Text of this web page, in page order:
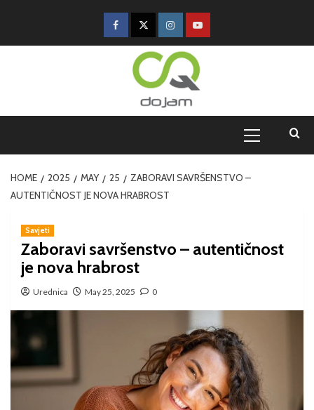
HOME 2025 MAY 25
ZABORAVI SAVRŠENSTVO –
AUTENTIČNOST JE NOVA HRABROST
Savjeti
Zaboravi savršenstvo – autentičnost
je nova hrabrost
Urednica May 25, 2025 0